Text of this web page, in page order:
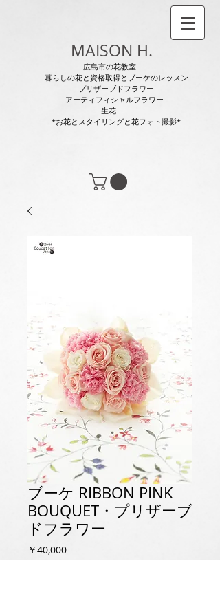
MAISON H.
広島市の花教室
暮らしの花と資格取得とブーケのレッスン
プリザーブドフラワー
アーティフィシャルフラワー
生花
*お花とスタイリングと花フォト撮影*
ブーケ RIBBON PINK
BOUQUET・プリザーブ
ドフラワー
￥40,000価